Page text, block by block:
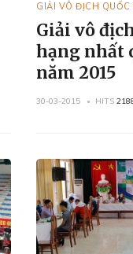
GIẢI VÔ ĐỊCH QUỐC
Giải vô
hạng nhất
năm 2015
30-03-2015 HITS